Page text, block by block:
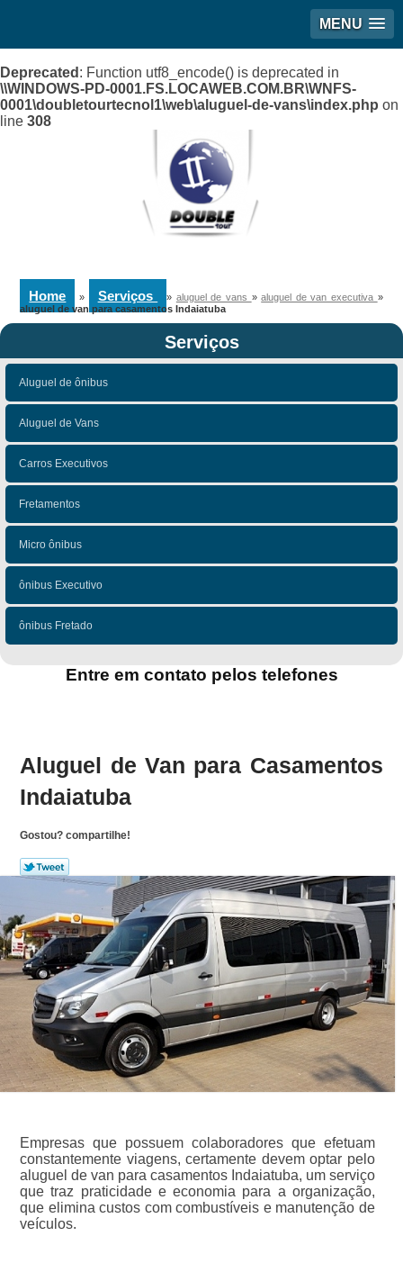
MENU
Deprecated : Function utf8_encode() is deprecated in
\\WINDOWS-PD-0001.FS.LOCAWEB.COM.BR\WNFS-
0001\doubletourtecnol1\web\aluguel-de-vans\index.php on
line 308
Home » Serviços » aluguel de vans »aluguel de van executiva »
aluguel de van para casamentos Indaiatuba
Serviços
Aluguel de ônibus
Aluguel de Vans
Carros Executivos
Fretamentos
Micro ônibus
ônibus Executivo
ônibus Fretado
Entre em contato pelos telefones
Aluguel de Van para Casamentos
Indaiatuba
Gostou? compartilhe!
Empresas que possuem colaboradores que efetuam
constantemente viagens, certamente devem optar pelo
aluguel de van para casamentos Indaiatuba, um serviço
que traz praticidade e economia para a organização,
que elimina custos com combustíveis e manutenção de
veículos.